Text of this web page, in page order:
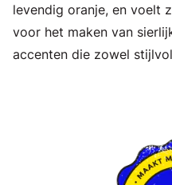
levendig oranje, en voelt
voor het maken van
accenten die zowel